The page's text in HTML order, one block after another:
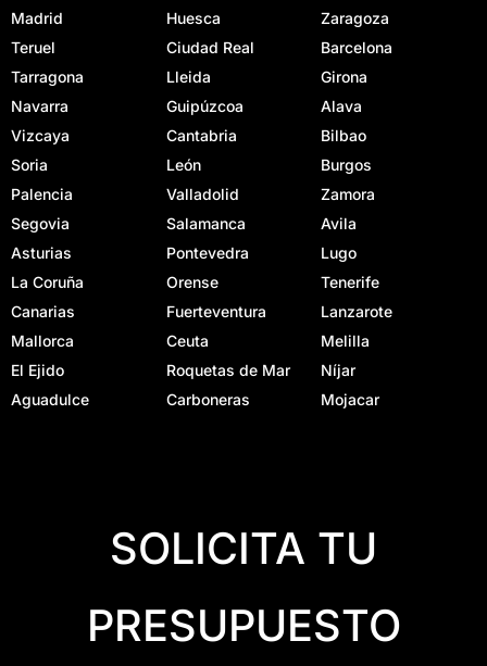
Madrid
Huesca
Zaragoza
Teruel
Ciudad Real
Barcelona
Tarragona
Lleida
Girona
Navarra
Guipúzcoa
Alava
Vizcaya
Cantabria
Bilbao
Soria
León
Burgos
Palencia
Valladolid
Zamora
Segovia
Salamanca
Avila
Asturias
Pontevedra
Lugo
La Coruña
Orense
Tenerife
Canarias
Fuerteventura
Lanzarote
Mallorca
Ceuta
Melilla
El Ejido
Roquetas de Mar
Níjar
Aguadulce
Carboneras Mojacar
SOLICITA TU
PRESUPUESTO